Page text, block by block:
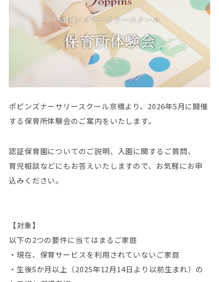
ポピンズナーサリースクール京橋より、2026年5月に開催
する保育所体験会のご案内をいたします。
認証保育園についてのご説明、入園に関するご質問、
育児相談などにもお答えいたしますので、お気軽にお申
込みください。
【対象】
以下の2つの要件に当てはまるご家庭
・現在、保育サービスを利用されていないご家庭
・生後5か月以上（2025年12月14日より以前生まれ）の